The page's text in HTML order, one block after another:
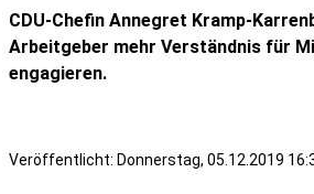
CDU-Chefin Annegret Kramp-
Arbeitgeber mehr Verständnis für
engagieren.
Veröffentlicht: Donnerstag, 05.12.2019